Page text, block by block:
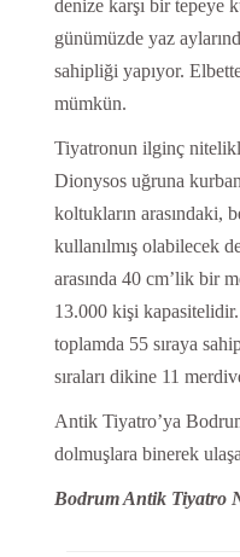
denize karşı bir tepeye
günümüzde yaz
sahipliği yapıyor.
mümkün.
Tiyatronun ilginç
Dionysos uğruna
koltukların arasındaki,
kullanılmış olabilecek
arasında 40 cm’lik bir
13.000 kişi
toplamda 55 sıraya
sıraları dikine 11
Antik Tiyatro’ya
dolmuşlara binerek
Bodrum Antik Tiyatro